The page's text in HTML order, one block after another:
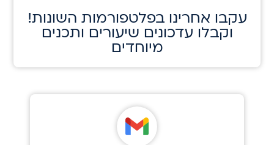
!עקבו אחרינו בפלטפורמות השונות
וקבלו עדכונים שיעורים ותכנים
מיוחדים